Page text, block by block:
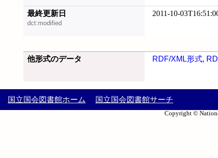
最終更新日
dct:modified
2011-10-
他形式のデータ RDF/XML形式,
国立国会図書館ホーム 国立国会図書館サーチ
Copyright ©